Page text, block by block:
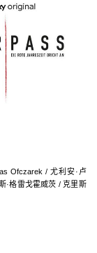
Ofczarek / 尤利安·卢
·格雷戈霍威茨 / 克里斯